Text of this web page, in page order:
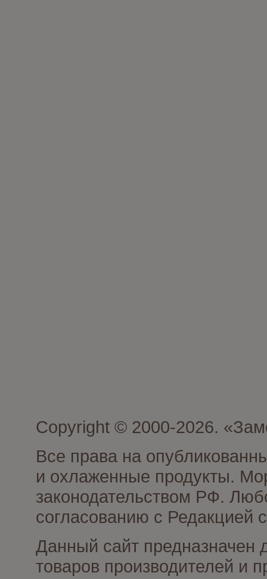
Copyright © 2000-2026.
Все права на
и охлаженные продукты.
законодательством РФ.
согласованию с Редакцией
Данный сайт предназначен
товаров производителей и